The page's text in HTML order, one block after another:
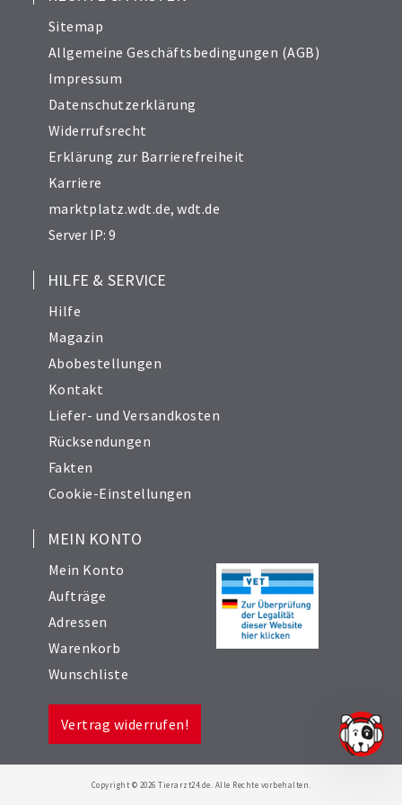
Sitemap
Allgemeine Geschäftsbedingungen (AGB)
Impressum
Datenschutzerklärung
Widerrufsrecht
Erklärung zur Barrierefreiheit
Karriere
marktplatz.wdt.de,wdt.de
Server IP: 9
HILFE & SERVICE
Hilfe
Magazin
Abobestellungen
Kontakt
Liefer- und Versandkosten
Rücksendungen
Fakten
Cookie-Einstellungen
MEIN KONTO
Mein Konto
Aufträge
Adressen
Warenkorb
Wunschliste
Vertrag widerrufen!
Copyright © 2026 Tierarzt24.de. Alle Rechte vorbehalten.